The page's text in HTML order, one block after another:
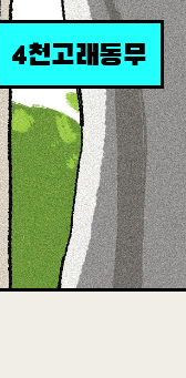
4천고래동무